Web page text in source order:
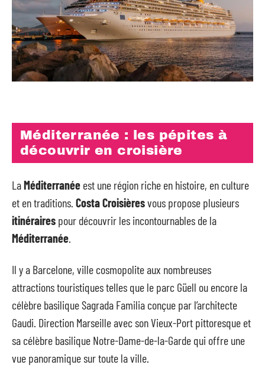
Méditerranée : les pépites à
découvrir en croisière
LaMéditerranée est une région riche en histoire, en culture
et en traditions. Costa Croisièresvous propose plusieurs
itinéraires pour découvrir les incontournables de la
Méditerranée.
Il y a Barcelone, ville cosmopolite aux nombreuses
attractions touristiques telles que le parc Güell ou encore la
célèbre basilique Sagrada Familia conçue par l’architecte
Gaudi. Direction Marseille avec son Vieux-Port pittoresque et
sa célèbre basilique Notre-Dame-de-la-Garde qui offre une
vue panoramique sur toute la ville.